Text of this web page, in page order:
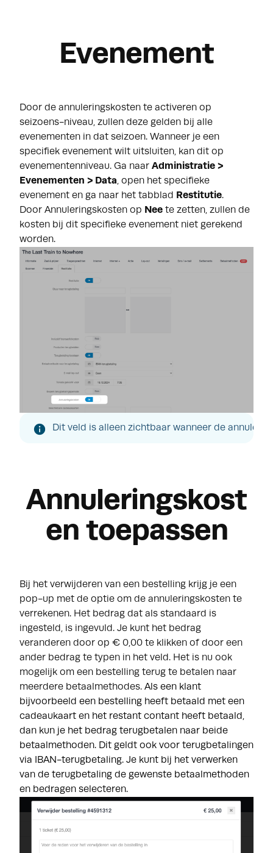
Evenement
Door de annuleringskosten te activeren op
seizoens-niveau, zullen deze gelden bij alle
evenementen in dat seizoen. Wanneer je een
specifiek evenement wilt uitsluiten, kan dit op
evenementenniveau. Ga naar Administratie >
Evenementen > Data, open het specifieke
evenement en ga naar het tabblad Restitutie.
Door Annuleringskosten op Nee te zetten, zullen de
kosten bij dit specifieke evenement niet gerekend
worden.
Dit veld is alleen zichtbaar wanneer de
Annuleringskost
en toepassen
Bij het verwijderen van een bestelling krijg je een
pop-up met de optie om de annuleringskosten te
verrekenen. Het bedrag dat als standaard is
ingesteld, is ingevuld. Je kunt het bedrag
veranderen door op € 0,00 te klikken of door een
ander bedrag te typen in het veld. Het is nu ook
mogelijk om een bestelling terug te betalen naar
meerdere betaalmethodes. Als een klant
bijvoorbeeld een bestelling heeft betaald met een
cadeaukaart en het restant contant heeft betaald,
dan kun je het bedrag terugbetalen naar beide
betaalmethoden. Dit geldt ook voor terugbetalingen
via IBAN-terugbetaling. Je kunt bij het verwerken
van de terugbetaling de gewenste betaalmethoden
en bedragen selecteren.